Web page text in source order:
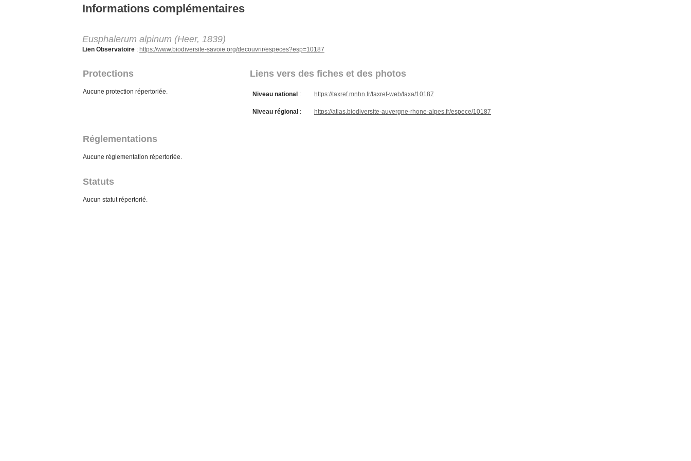
Informations complémentaires
Eusphalerum alpinum (Heer, 1839)
Lien Observatoire : https://www.biodiversite-savoie.org/decouvrir/especes?esp=10187
Protections Liens vers des fiches et des photos
Aucune protection répertoriée. Niveau national : https://taxref.mnhn.fr/taxref-web/taxa/10187
Niveau régional : https://atlas.biodiversite-auvergne-rhone-alpes.fr/espece/10187
Réglementations
Aucune réglementation répertoriée.
Statuts
Aucun statut répertorié.